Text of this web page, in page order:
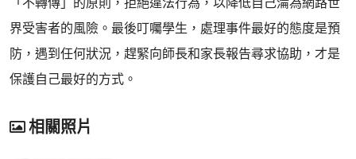
「不轉傳」的原則，拒絕違法行為，以降低自己淪為網路世
界受害者的風險。最後叮囑學生，處理事件最好的態度是預
防，遇到任何狀況，趕緊向師長和家長報告尋求協助，才是
保護自己最好的方式。
相關照片